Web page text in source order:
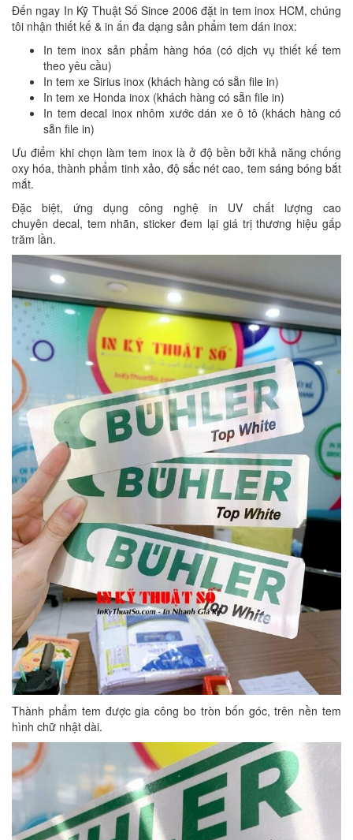
Đến ngay In Kỹ Thuật Số Since 2006 đặt in tem inox HCM, chúng
tôi nhận thiết kế & in ấn đa dạng sản phẩm tem dán inox:
In tem inox sản phẩm hàng hóa (có dịch vụ thiết kế tem
theo yêu cầu)
In tem xe Sirius inox (khách hàng có sẵn file in)
In tem xe Honda inox (khách hàng có sẵn file in)
In tem decal inox nhôm xước dán xe ô tô (khách hàng có
sẵn file in)
Ưu điểm khi chọn làm tem inox là ở độ bền bởi khả năng chống
oxy hóa, thành phẩm tinh xảo, độ sắc nét cao, tem sáng bóng bắt
mắt.
Đặc biệt, ứng dụng công nghệ in UV chất lượng cao
chuyên decal, tem nhãn, sticker đem lại giá trị thương hiệu gấp
trăm lần.
Thành phẩm tem được gia công bo tròn bốn góc, trên nền tem
hình chữ nhật dài.